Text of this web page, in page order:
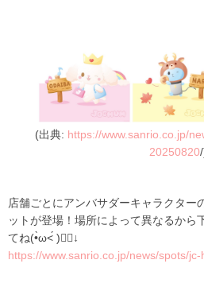
(出典: https://www.sanrio.co.jp/
20250820
店舗ごとにアンバサダーキャラクター
ットが登場！場所によって異なるから
てね(•̀ω<́ )✍🏻↓
https://www.sanrio.co.jp/news/spots/